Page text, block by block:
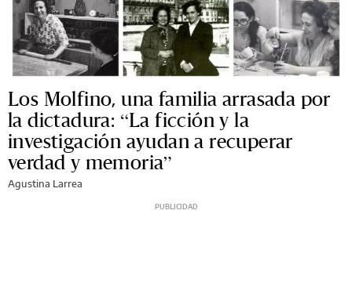
Los Molfino, una familia arrasada por
la dictadura: “La ficción y la
investigación ayudan a recuperar
verdad y memoria”
Agustina Larrea